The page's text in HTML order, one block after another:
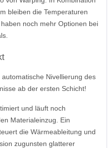
bleiben die Temperaturen
noch mehr Optionen bei
Nivellierung des
ab der ersten Schicht!
und läuft noch
Materialeinzug. Ein
die Wärmeableitung und
zugunsten glatterer